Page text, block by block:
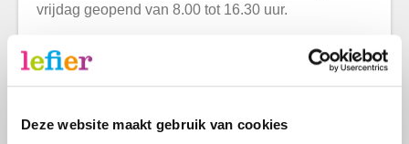
Deze website maakt gebruik van cookies
vrijdag geopend van 8.00 tot 16.30 uur.
Voor de volgende zaken kunt u naar één van onze
kantoren komen:
(Woningnet gaat via WIJ Team).